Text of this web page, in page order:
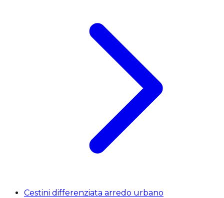
Cestini differenziata arredo urbano